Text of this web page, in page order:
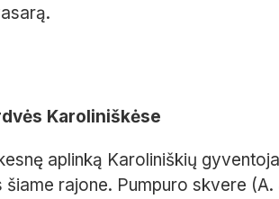
Karoliniškėse
aplinką Karoliniškių
rajone. Pumpuro skvere (A.